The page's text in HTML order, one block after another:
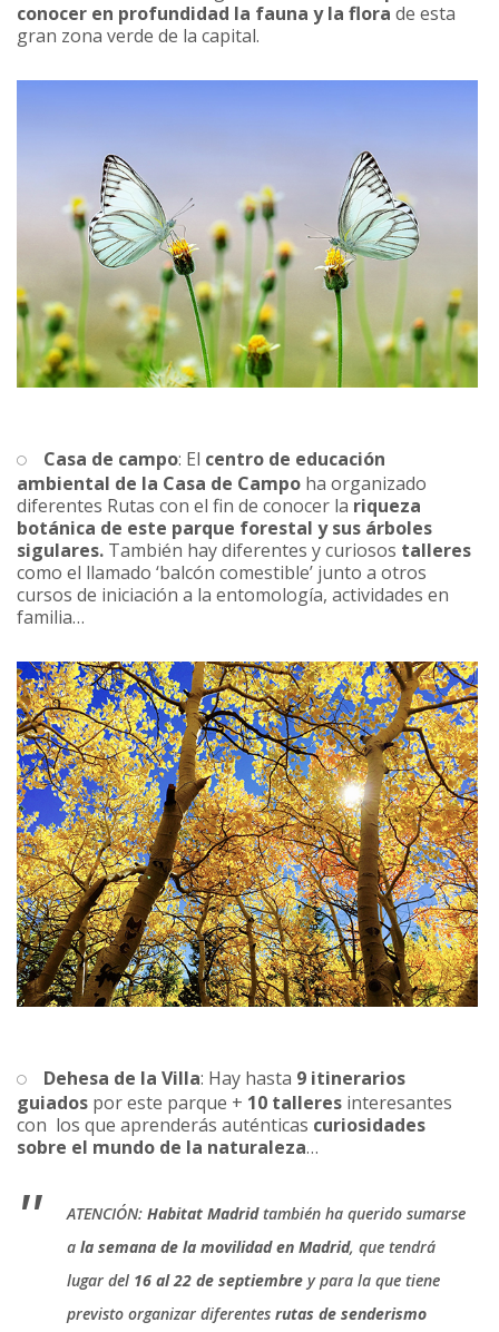
conocer en profundidad la fauna y la flora de esta
gran zona verde de la capital.
Casa de campo: El centro de educación
ambiental de la Casa de Campo ha organizado
diferentes Rutas con el fin de conocer la riqueza
botánica de este parque forestal y sus árboles
sigulares. También hay diferentes y curiosos talleres
como el llamado ‘balcón comestible’ junto a otros
cursos de iniciación a la entomología, actividades en
familia…
Dehesa de la Villa: Hay hasta 9 itinerarios
guiados por este parque + 10 talleres interesantes
con los que aprenderás auténticas curiosidades
sobre el mundo de la naturaleza…
ATENCIÓN: Habitat Madridtambién ha querido sumarse
a la semana de la movilidad en Madrid, que tendrá
lugar del 16 al 22 de septiembre y para la que tiene
previsto organizar diferentes rutas de senderismo